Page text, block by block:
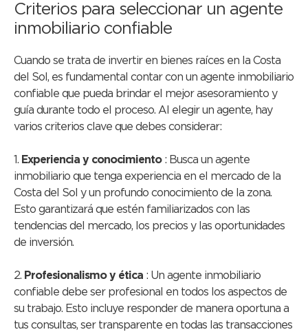
Criterios para seleccionar un agente
inmobiliario confiable
Cuando se trata de invertir en bienes raíces en la Costa
del Sol, es fundamental contar con un agente inmobiliario
confiable que pueda brindar el mejor asesoramiento y
guía durante todo el proceso. Al elegir un agente, hay
varios criterios clave que debes considerar:
1. Experiencia y conocimiento: Busca un agente
inmobiliario que tenga experiencia en el mercado de la
Costa del Sol y un profundo conocimiento de la zona.
Esto garantizará que estén familiarizados con las
tendencias del mercado, los precios y las oportunidades
de inversión.
2. Profesionalismo y ética : Un agente inmobiliario
confiable debe ser profesional en todos los aspectos de
su trabajo. Esto incluye responder de manera oportuna a
tus consultas, ser transparente en todas las transacciones